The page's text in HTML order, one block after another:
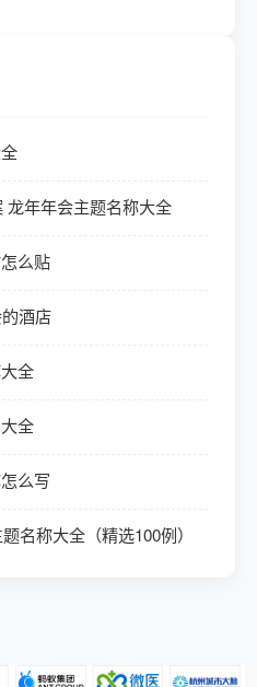
龙年年会主题名称大全
么贴
酒店
全
全
么写
名称大全（精选100例）